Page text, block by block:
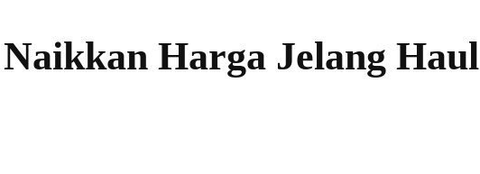
Harga Jelang Haul